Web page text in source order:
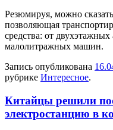
Резюмируя, можно
позволяющая
средства: от двухэтажных
малолитражных машин.
Запись опубликована
рубрике Интересное.
Китайцы решили
электростанцию в